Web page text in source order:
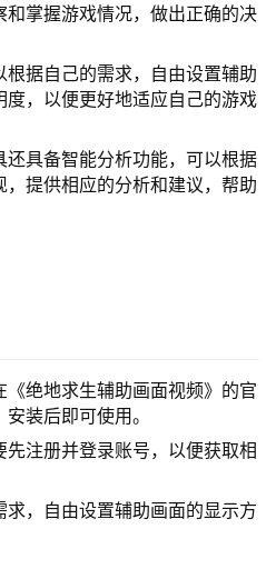
和掌握游戏情况，做出正确的决
根据自己的需求，自由设置辅助
度，以便更好地适应自己的游戏
还具备智能分析功能，可以根据
提供相应的分析和建议，帮助
绝地求生辅助画面视频》的官
装后即可使用。
先注册并登录账号，以便获取相
求，自由设置辅助画面的显示方